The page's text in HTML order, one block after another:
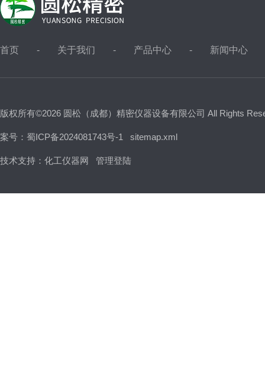
首页 关于我们 产品中心 新闻中心
版权所有©2026 圆松（成都）精密仪器设备有限公司 All Rights
案号：蜀ICP备2024081743号-1 sitemap.xml
技术支持： 化工仪器网 管理登陆